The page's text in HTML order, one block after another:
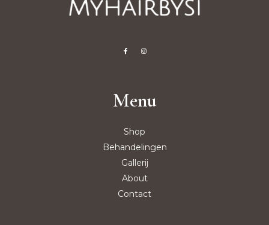
Menu
Shop
Behandelingen
Gallerij
About
Contact